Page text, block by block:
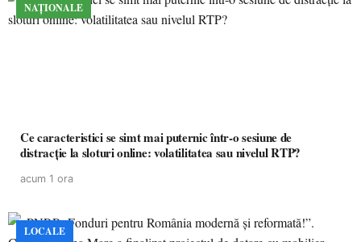
NAȚIONALE
Ce caracteristici se simt mai puternic într-o sesiune de
distracție la sloturi online: volatilitatea sau nivelul RTP?
acum 1 ora
LOCALE